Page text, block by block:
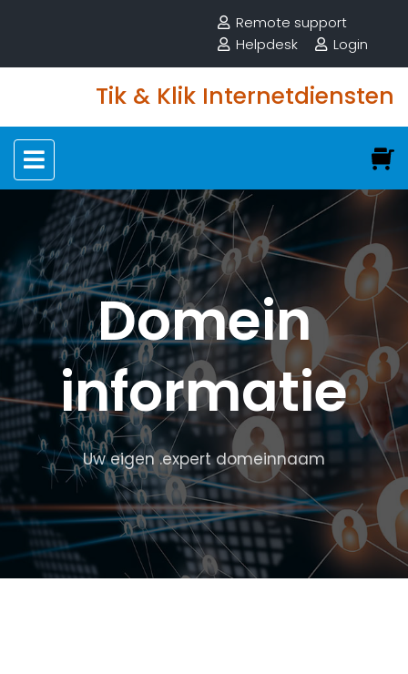
Remote support
Helpdesk
Login
Tik & Klik Internetdiensten
Domein
informatie
Uw eigen .expert domeinnaam